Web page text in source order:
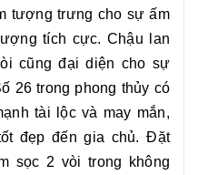
tượng trưng cho sự ấm
tích cực. Chậu
lan
cũng đại diện cho sự
26 trong phong thủy có
tài lộc và may mắn,
đẹp đến gia chủ. Đặt
sọc 2 vòi trong không